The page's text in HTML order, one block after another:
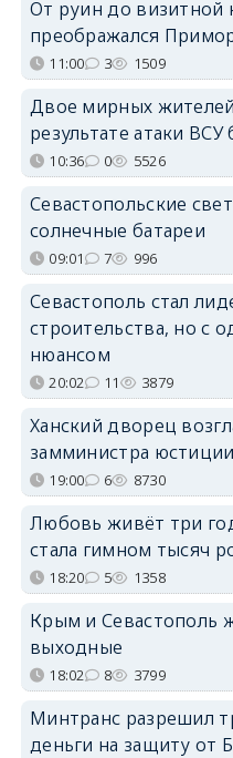
От руин до визитной
преображался
11:00 3 1509
Двое мирных
результате атаки
10:36 0 5526
Севастопольские
солнечные батареи
09:01 7 996
Севастополь стал
строительства, но с
нюансом
20:02 11 3879
Ханский дворец
замминистра
19:00 6 8730
Любовь живёт три
стала гимном тысяч
18:20 5 1358
Крым и Севастополь
выходные
18:02 8 3799
Минтранс разрешил
деньги на защиту от